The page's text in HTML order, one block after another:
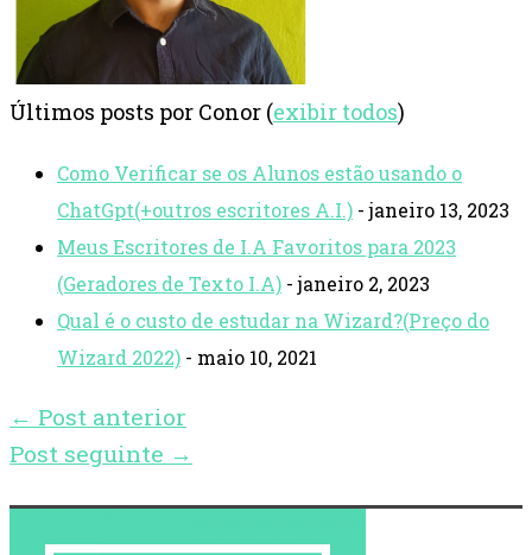
Últimos posts por Conor (exibir todos)
Como Verificar se os Alunos estão usando o
ChatGpt(+outros escritores A.I.) - janeiro 13, 2023
Meus Escritores de I.A Favoritos para 2023
(Geradores de Texto I.A) - janeiro 2, 2023
Qual é o custo de estudar na Wizard?(Preço do
Wizard 2022) - maio 10, 2021
← Post anterior
Post seguinte →